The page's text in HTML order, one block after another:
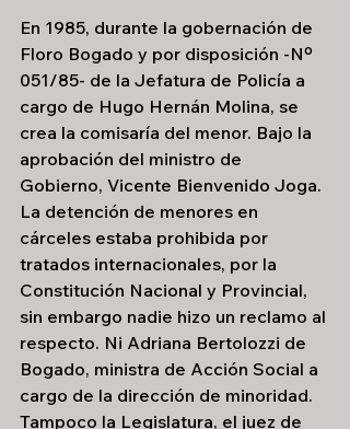
En 1985, durante la gobernación de
Floro Bogado y por disposición -Nº
051/85- de la Jefatura de Policía a
cargo de Hugo Hernán Molina, se
crea la comisaría del menor. Bajo la
aprobación del ministro de
Gobierno, Vicente Bienvenido Joga.
La detención de menores en
cárceles estaba prohibida por
tratados internacionales, por la
Constitución Nacional y Provincial,
sin embargo nadie hizo un reclamo al
respecto. Ni Adriana Bertolozzi de
Bogado, ministra de Acción Social a
cargo de la dirección de minoridad.
Tampoco la Legislatura, el juez de